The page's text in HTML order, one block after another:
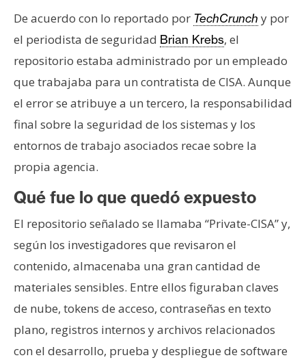
i
c
i
a
d
De acuerdo con lo reportado por TechCrunch y por
el periodista de seguridad Brian Krebs, el
repositorio estaba administrado por un empleado
que trabajaba para un contratista de CISA. Aunque
el error se atribuye a un tercero, la responsabilidad
final sobre la seguridad de los sistemas y los
entornos de trabajo asociados recae sobre la
propia agencia.
Qué fue lo que quedó expuesto
El repositorio señalado se llamaba “Private-CISA” y,
según los investigadores que revisaron el
contenido, almacenaba una gran cantidad de
materiales sensibles. Entre ellos figuraban claves
de nube, tokens de acceso, contraseñas en texto
plano, registros internos y archivos relacionados
con el desarrollo, prueba y despliegue de software